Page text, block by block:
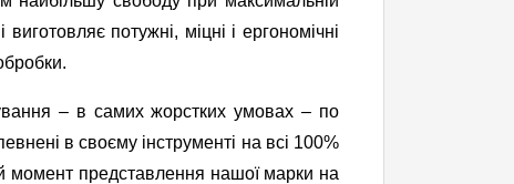
потужні, міцні і ергономічні
– в самих жорстких умовах – по
в своєму інструменті на всі 100%
момент представлення нашої марки на